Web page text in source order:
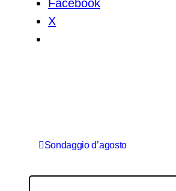
Facebook
X
N Sondaggio d’agosto